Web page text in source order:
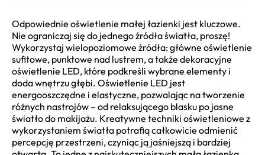
Odpowiednie oświetlenie małej łazienki jest kluczowe.
Nie ograniczaj się do jednego źródła światła, proszę!
Wykorzystaj wielopoziomowe źródła: główne oświetlenie
sufitowe, punktowe nad lustrem, a także dekoracyjne
oświetlenie LED, które podkreśli wybrane elementy i
doda wnętrzu głębi. Oświetlenie LED jest
energooszczędne i elastyczne, pozwalając na tworzenie
różnych nastrojów – od relaksującego blasku po jasne
światło do makijażu. Kreatywne techniki oświetleniowe z
wykorzystaniem światła potrafią całkowicie odmienić
percepcję przestrzeni, czyniąc ją jaśniejszą i bardziej